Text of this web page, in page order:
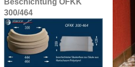
Beschichtung OFKK
300/464